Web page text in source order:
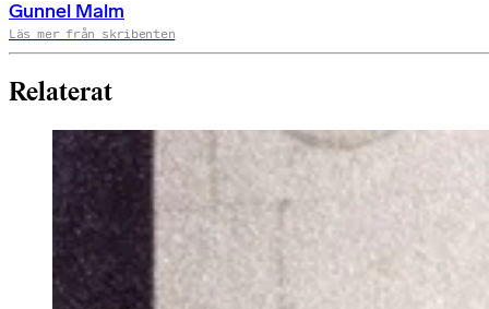
Gunnel Malm
Läs mer från skribenten
Relaterat